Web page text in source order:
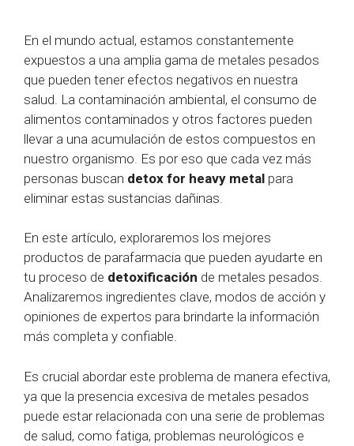
En el mundo actual, estamos constantemente
expuestos a una amplia gama de metales pesados ​​
que pueden tener efectos negativos en nuestra
salud. La contaminación ambiental, el consumo de
alimentos contaminados y otros factores pueden
llevar a una acumulación de estos compuestos en
nuestro organismo. Es por eso que cada vez más
personas buscan detox for heavy metal para
eliminar estas sustancias dañinas.
En este artículo, exploraremos los mejores
productos de parafarmacia que pueden ayudarte en
tu proceso de detoxificación de metales pesados.
Analizaremos ingredientes clave, modos de acción y
opiniones de expertos para brindarte la información
más completa y confiable.
Es crucial abordar este problema de manera efectiva,
ya que la presencia excesiva de metales pesados ​​
puede estar relacionada con una serie de problemas
de salud, como fatiga, problemas neurológicos e